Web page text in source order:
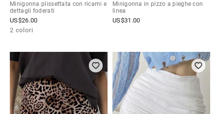
Minigonna plissettata con ricami e
dettagli foderati
US$26.00
2 colori
Minigonna in pizzo a pieghe con
linea
US$31.00